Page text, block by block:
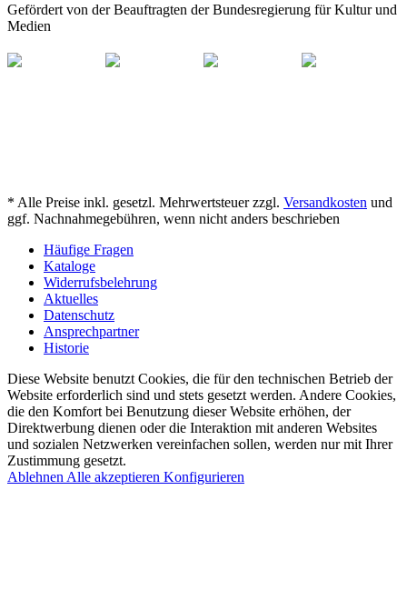
Gefördert von der Beauftragten der Bundesregierung für Kultur und
Medien
* Alle Preise inkl. gesetzl. Mehrwertsteuer zzgl. Versandkosten und
ggf. Nachnahmegebühren, wenn nicht anders beschrieben
Häufige Fragen
Kataloge
Widerrufsbelehrung
Aktuelles
Datenschutz
Ansprechpartner
Historie
Diese Website benutzt Cookies, die für den technischen Betrieb der
Website erforderlich sind und stets gesetzt werden. Andere Cookies,
die den Komfort bei Benutzung dieser Website erhöhen, der
Direktwerbung dienen oder die Interaktion mit anderen Websites
und sozialen Netzwerken vereinfachen sollen, werden nur mit Ihrer
Zustimmung gesetzt.
Ablehnen Alle akzeptieren Konfigurieren